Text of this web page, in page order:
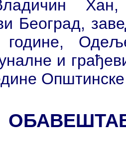
Београд,
године,
и